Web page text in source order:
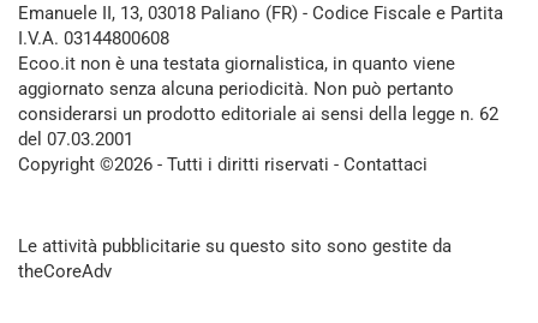
Emanuele II, 13, 03018 Paliano (FR) - Codice Fiscale e Partita
I.V.A. 03144800608
Ecoo.it non è una testata giornalistica, in quanto viene
aggiornato senza alcuna periodicità. Non può pertanto
considerarsi un prodotto editoriale ai sensi della legge n. 62
del 07.03.2001
Copyright ©2026 - Tutti i diritti riservati - Contattaci
Le attività pubblicitarie su questo sito sono gestite da
theCoreAdv